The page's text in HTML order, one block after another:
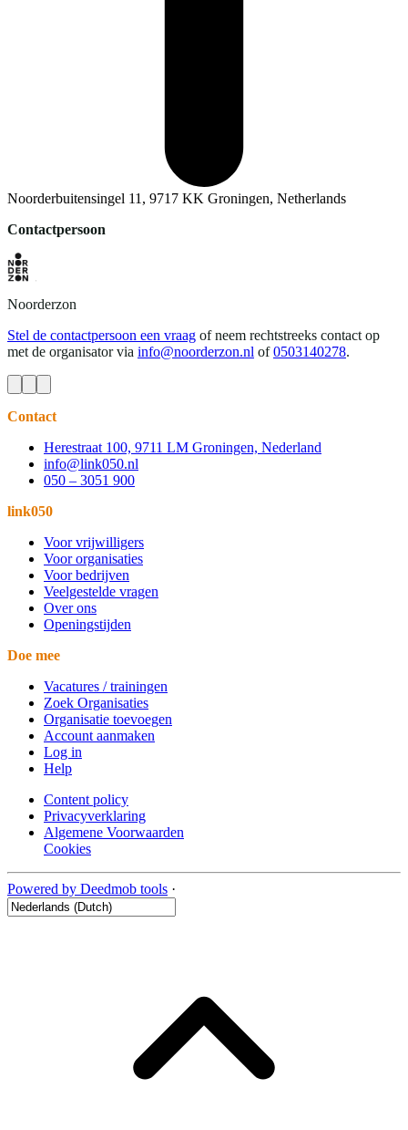
Noorderbuitensingel 11, 9717 KK Groningen, Netherlands
Contactpersoon
Noorderzon
Stel de contactpersoon een vraag of neem rechtstreeks contact op
met de organisator via info@noorderzon.nl of 0503140278.
Contact
Herestraat 100, 9711 LM Groningen, Nederland
info@link050.nl
050 – 3051 900
link050
Voor vrijwilligers
Voor organisaties
Voor bedrijven
Veelgestelde vragen
Over ons
Openingstijden
Doe mee
Vacatures / trainingen
Zoek Organisaties
Organisatie toevoegen
Account aanmaken
Log in
Help
Content policy
Privacyverklaring
Algemene Voorwaarden
Cookies
Powered by Deedmob tools ·